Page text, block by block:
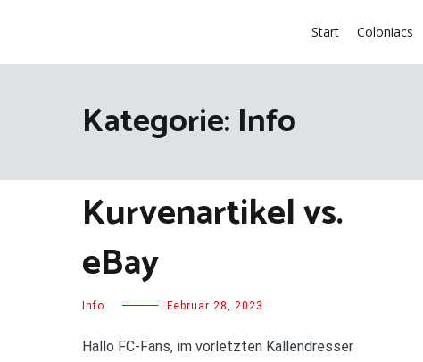
Start Coloniacs
Kategorie: Info
Kurvenartikel vs.
eBay
Info Februar 28, 2023
Hallo FC-Fans, im vorletzten Kallendresser